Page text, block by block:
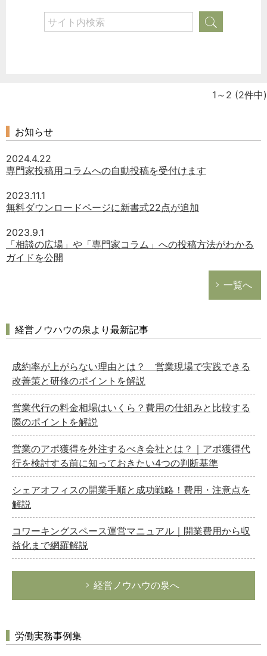
どのカテゴリーに投稿しますか？
選択してください
労務管理
経営の知恵
1～2 (2件中)
お知らせ
2024.4.22
専門家投稿用コラムへの自動投稿を受付けます
2023.11.1
無料ダウンロードページに新書式22点が追加
2023.9.1
「相談の広場」や「専門家コラム」への投稿方法がわかる
ガイドを公開
一覧へ
経営ノウハウの泉より最新記事
成約率が上がらない理由とは？ 営業現場で実践できる
改善策と研修のポイントを解説
営業代行の料金相場はいくら？費用の仕組みと比較する
際のポイントを解説
営業のアポ獲得を外注するべき会社とは？｜アポ獲得代
行を検討する前に知っておきたい4つの判断基準
シェアオフィスの開業手順と成功戦略！費用・注意点を
解説
コワーキングスペース運営マニュアル｜開業費用から収
益化まで網羅解説
経営ノウハウの泉へ
労働実務事例集